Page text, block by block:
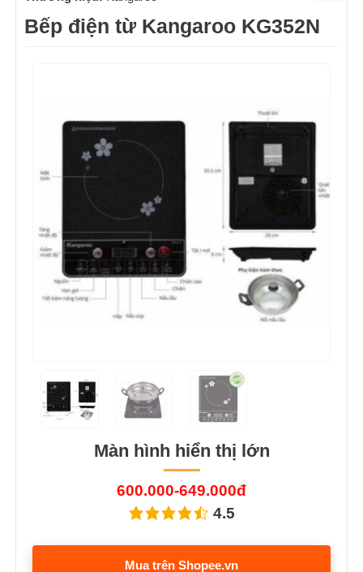
Bếp điện từ Kangaroo KG352N
Màn hình hiển thị lớn
600.000-649.000đ
4.5
Mua trên Shopee.vn